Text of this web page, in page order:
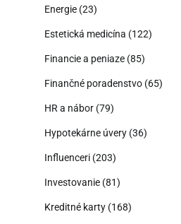
Energie (23)
Estetická medicína (122)
Financie a peniaze (85)
Finančné poradenstvo (65)
HR a nábor (79)
Hypotekárne úvery (36)
Influenceri (203)
Investovanie (81)
Kreditné karty (168)